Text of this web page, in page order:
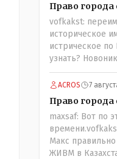
Право города
vofkakst:
историческое
истрическое
узнать?
лет 14! Всё
Кустанаем,
например
Стамбул в
историческое?
ACROS 7
Право города
maxsaf: Вот по
Макс
ЖИВМ в